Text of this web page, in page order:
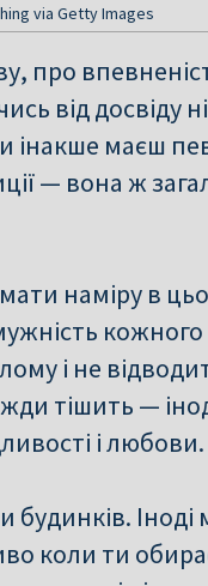
via Getty Images
про
від досвіду
маєш
— вона ж
наміру в
кожного
і не
тішить —
і любови.
будинків.
коли ти